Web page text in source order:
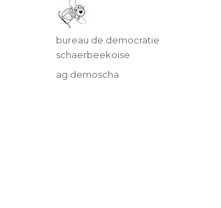
Auteur
bureau de democratie
schaerbeekoise
Catégories
ag demoscha